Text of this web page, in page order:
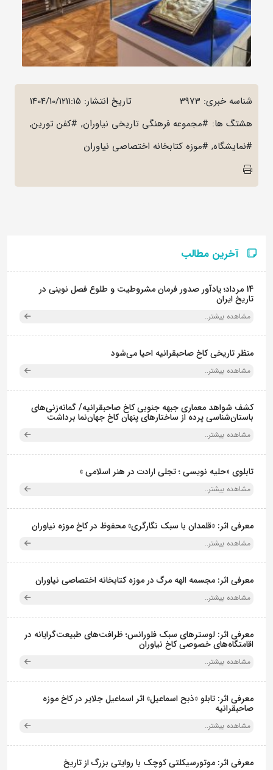
شناسه خبری: 3973 تاریخ انتشار: 1404/10/1211:15
هشتگ ها: #مجموعه فرهنگی تاریخی نیاوران, #کفن تورین,
#نمایشگاه, #موزه کتابخانه اختصاصی نیاوران
آخرین مطالب
14 مرداد؛ یادآور صدور فرمان مشروطیت و طلوع فصل نوینی در
تاریخ ایران
مشاهده بیشتر..
منظر تاریخی کاخ صاحبقرانیه احیا می‌شود
مشاهده بیشتر..
کشف شواهد معماری جبهه جنوبی کاخ صاحبقرانیه/ گمانه‌زنی‌های
باستان‌شناسی پرده از ساختارهای پنهان کاخ جهان‌نما برداشت
مشاهده بیشتر..
تابلوی «حلیه نویسی ؛ تجلی ارادت در هنر اسلامی »
مشاهده بیشتر..
معرفی اثر: «قلمدان با سبک نگارگری» محفوظ در کاخ موزه نیاوران
مشاهده بیشتر..
معرفی اثر: مجسمه الهه مرگ در موزه کتابخانه اختصاصی نیاوران
مشاهده بیشتر..
معرفی اثر: لوسترهای سبک فلورانس؛ ظرافت‌های طبیعت‌گرایانه در
اقامتگاه‌های خصوصی کاخ نیاوران
مشاهده بیشتر..
معرفی اثر: تابلو «ذبح اسماعیل» اثر اسماعیل جلایر در کاخ موزه
صاحبقرانیه
مشاهده بیشتر..
معرفی اثر: موتورسیکلتی کوچک با روایتی بزرگ از تاریخ